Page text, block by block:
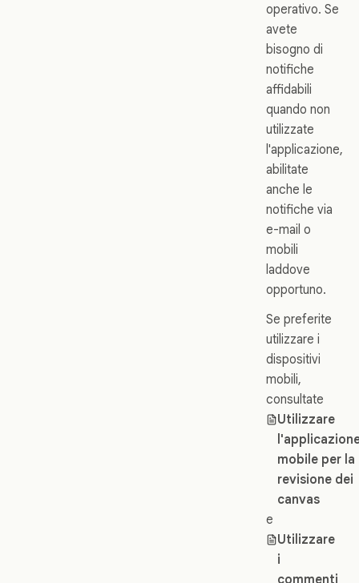
operativo. Se
avete
bisogno di
notifiche
affidabili
quando non
utilizzate
l'applicazione,
abilitate
anche le
notifiche via
e-mail o
mobili
laddove
opportuno.
Se preferite
utilizzare i
dispositivi
mobili,
consultate
Utilizzare
mobile per la
revisione dei
canvas
e
Utilizzare
i
commenti